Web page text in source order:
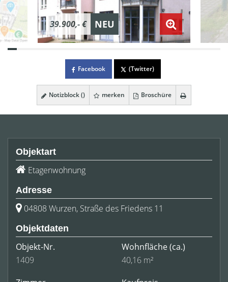
39.900,- € NEU
Facebook (Twitter)
Notizblock () merken Broschüre
Objektart
Etagenwohnung
Adresse
04808 Wurzen, Straße des Friedens 11
Objektdaten
Objekt-Nr.
1409
Wohnfläche(ca.)
40,16 m²